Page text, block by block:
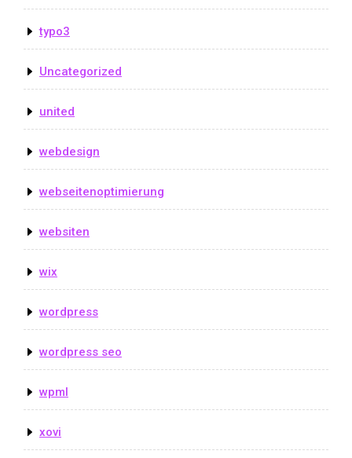
typo3
Uncategorized
united
webdesign
webseitenoptimierung
websiten
wix
wordpress
wordpress seo
wpml
xovi